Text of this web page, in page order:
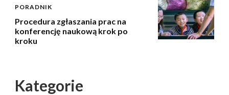
PORADNIK
Procedura zgłaszania prac na
konferencję naukową krok po
kroku
Kategorie